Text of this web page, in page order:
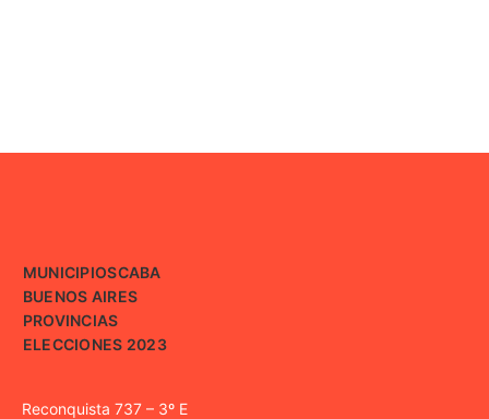
MUNICIPIOSCABA
BUENOS AIRES
PROVINCIAS
ELECCIONES 2023
Reconquista 737 – 3º E